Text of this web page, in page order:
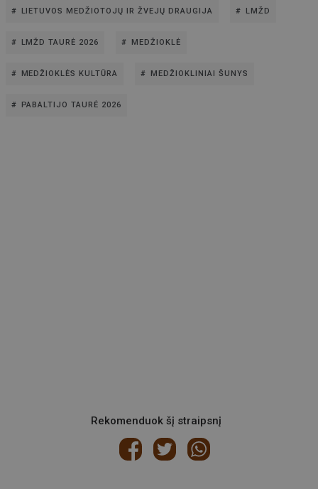
LIETUVOS MEDŽIOTOJŲ IR ŽVEJŲ DRAUGIJA LMŽD
LMŽD TAURĖ 2026 MEDŽIOKLĖ
MEDŽIOKLĖS KULTŪRA MEDŽIOKLINIAI ŠUNYS
PABALTIJO TAURĖ 2026
Rekomenduok šį straipsnį